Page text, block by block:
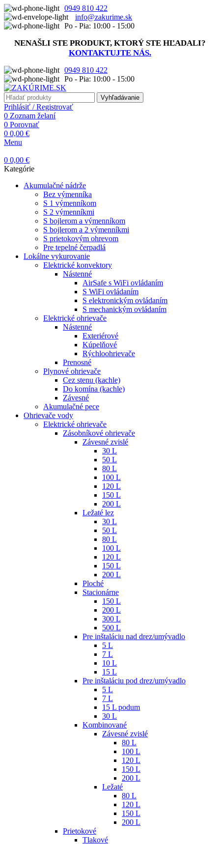
0949 810 422
info@zakurime.sk
Po - Pia: 10:00 - 15:00
NENAŠLI STE PRODUKT, KTORÝ STE HĽADALI?
KONTAKTUJTE NÁS.
0949 810 422
Po - Pia: 10:00 - 15:00
Vyhľadávanie
Prihlásiť / Registrovať
0 Zoznam želaní
0 Porovnať
0 0,00 €
Menu
0 0,00 €
Kategórie
Akumulačné nádrže
Bez výmenníka
S 1 výmenníkom
S 2 výmenníkmi
S bojlerom a výmenníkom
S bojlerom a 2 výmenníkmi
S prietokovým ohrevom
Pre tepelné čerpadlá
Lokálne vykurovanie
Elektrické konvektory
Nástenné
AirSafe s WiFi ovládaním
S WiFi ovládaním
S elektronickým ovládaním
S mechanickým ovládaním
Elektrické ohrievače
Nástenné
Exteriérové
Kúpelňové
Rýchloohrievače
Prenosné
Plynové ohrievače
Cez stenu (kachle)
Do komína (kachle)
Závesné
Akumulačné pece
Ohrievače vody
Elektrické ohrievače
Zásobníkové ohrievače
Závesné zvislé
30 L
50 L
80 L
100 L
120 L
150 L
200 L
Ležaté lez
30 L
50 L
80 L
100 L
120 L
150 L
200 L
Ploché
Stacionárne
150 L
200 L
300 L
500 L
Pre inštaláciu nad drez/umývadlo
5 L
7 L
10 L
15 L
Pre inštaláciu pod drez/umývadlo
5 L
7 L
15 L podum
30 L
Kombinované
Závesné zvislé
80 L
100 L
120 L
150 L
200 L
Ležaté
80 L
120 L
150 L
200 L
Prietokové
Tlakové